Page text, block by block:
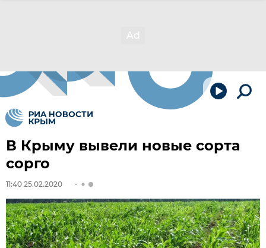
В Крыму вывели новые сорта
сорго
11:40 25.02.2020